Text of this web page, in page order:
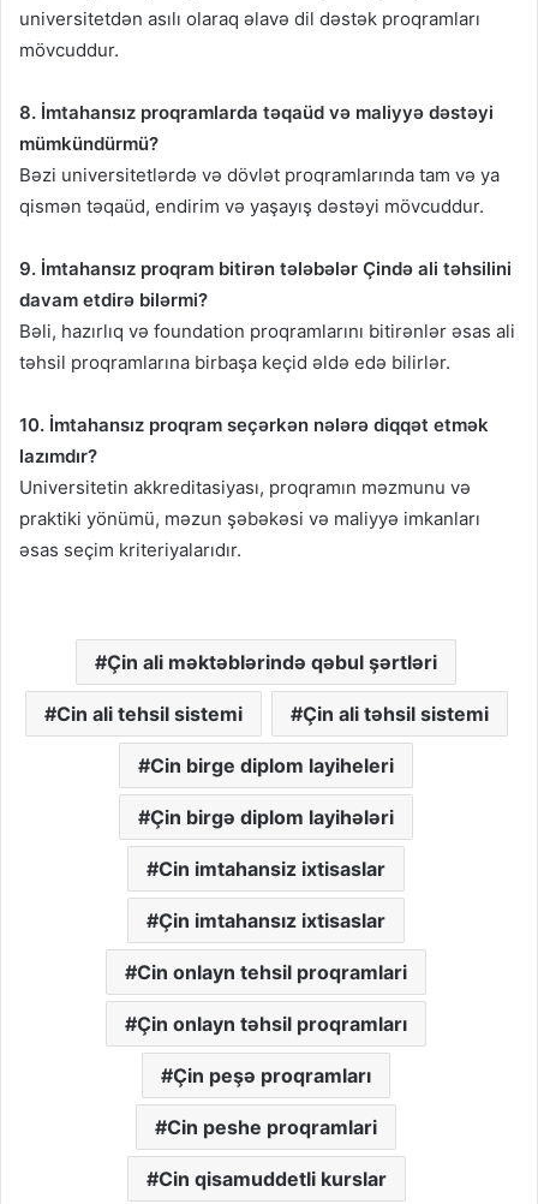
universitetdən asılı olaraq əlavə dil dəstək proqramları
mövcuddur.
8. İmtahansız proqramlarda təqaüd və maliyyə dəstəyi
mümkündürmü?
Bəzi universitetlərdə və dövlət proqramlarında tam və ya
qismən təqaüd, endirim və yaşayış dəstəyi mövcuddur.
9. İmtahansız proqram bitirən tələbələr Çində ali təhsilini
davam etdirə bilərmi?
Bəli, hazırlıq və foundation proqramlarını bitirənlər əsas ali
təhsil proqramlarına birbaşa keçid əldə edə bilirlər.
10. İmtahansız proqram seçərkən nələrə diqqət etmək
lazımdır?
Universitetin akkreditasiyası, proqramın məzmunu və
praktiki yönümü, məzun şəbəkəsi və maliyyə imkanları
əsas seçim kriteriyalarıdır.
Çin ali məktəblərində qəbul şərtləri
Cin ali tehsil sistemi Çin ali təhsil sistemi
Cin birge diplom layiheleri
Çin birgə diplom layihələri
Cin imtahansiz ixtisaslar
Çin imtahansız ixtisaslar
Cin onlayn tehsil proqramlari
Çin onlayn təhsil proqramları
Çin peşə proqramları
Cin peshe proqramlari
Cin qisamuddetli kurslar